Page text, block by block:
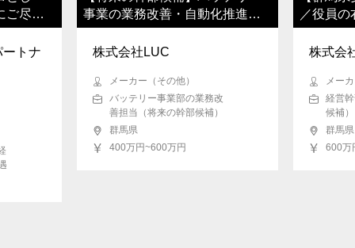
ご尽力
トナ
事業の業務改善・自動化推進／
年休125日
株式会社LUC
メーカー（その他）
バッテリー事業部の業務改
善担当（将来の幹部候補）
群馬県
400万円~600万円
／役員
牽引
株式会
メー
経営
候補）
群馬県
600万